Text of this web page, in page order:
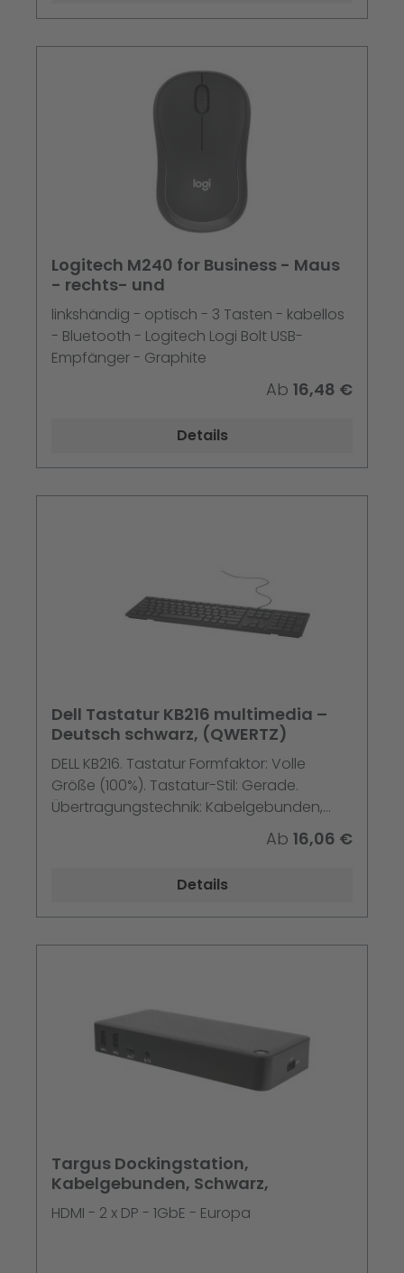
Logitech M240 for Business - Maus
- rechts- und
linkshändig - optisch - 3 Tasten - kabellos
- Bluetooth - Logitech Logi Bolt USB-
Empfänger - Graphite
Ab 16,48 €
Details
Dell Tastatur KB216 multimedia –
Deutsch schwarz, (QWERTZ)
DELL KB216. Tastatur Formfaktor: Volle
Größe (100%). Tastatur-Stil: Gerade.
Übertragungstechnik: Kabelgebunden,
Geräteschnittstelle: USB, Tastaturaufbau:
QWERTZ, Empfohlene Nutzung: Haus.
Ab 16,06 €
Details
Targus Dockingstation,
Kabelgebunden, Schwarz,
HDMI - 2 x DP - 1GbE - Europa